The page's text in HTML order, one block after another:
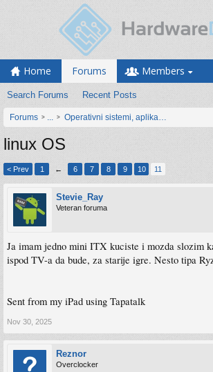
Home Forums
Search Forums Recent Posts
Members
Forums ... Operativni sistemi, aplikacije i
linux OS
< Prev 1 ← 6 7 8 9 10 11
Stevie_Ray
Veteran foruma
Ja imam jedno mini ITX kuciste i mozda slozim
ispod TV-a da bude, za starije igre. Nesto tipa
Sent from my iPad using Tapatalk
Nov 30, 2025
Reznor
Overclocker